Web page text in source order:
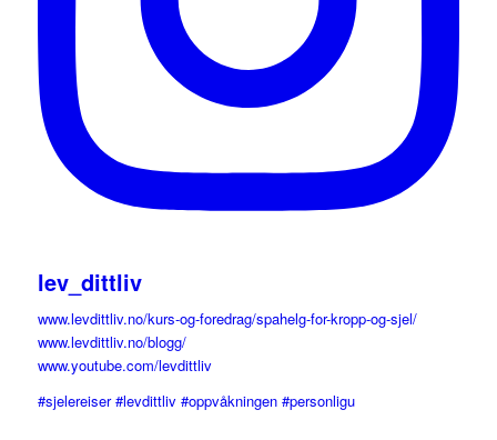
lev_dittliv
www.levdittliv.no/kurs-og-foredrag/spahelg-for-kropp-og-sjel/
www.levdittliv.no/blogg/
www.youtube.com/levdittliv
#sjelereiser #levdittliv #oppvåkningen #personligu